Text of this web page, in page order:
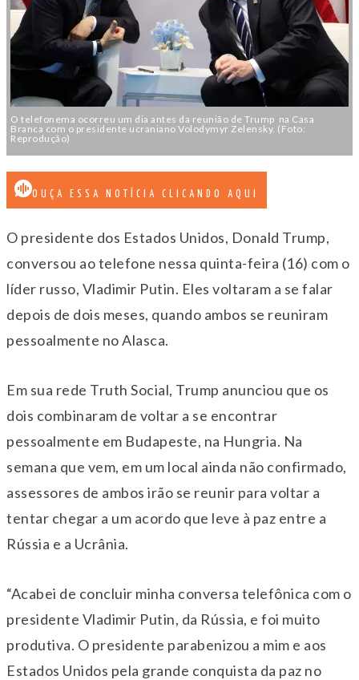
O telefonema ocorreu um dia antes da reunião de Trump na Casa
Branca com o presidente ucraniano Volodymyr Zelensky. (Foto:
Reprodução)
OUÇA ESSA NOTÍCIA CLICANDO AQUI
O presidente dos Estados Unidos, Donald Trump,
conversou ao telefone nessa quinta-feira (16) com o
líder russo, Vladimir Putin. Eles voltaram a se falar
depois de dois meses, quando ambos se reuniram
pessoalmente no Alasca.
Em sua rede Truth Social, Trump anunciou que os
dois combinaram de voltar a se encontrar
pessoalmente em Budapeste, na Hungria. Na
semana que vem, em um local ainda não confirmado,
assessores de ambos irão se reunir para voltar a
tentar chegar a um acordo que leve à paz entre a
Rússia e a Ucrânia.
“Acabei de concluir minha conversa telefônica com o
presidente Vladimir Putin, da Rússia, e foi muito
produtiva. O presidente parabenizou a mim e aos
Estados Unidos pela grande conquista da paz no